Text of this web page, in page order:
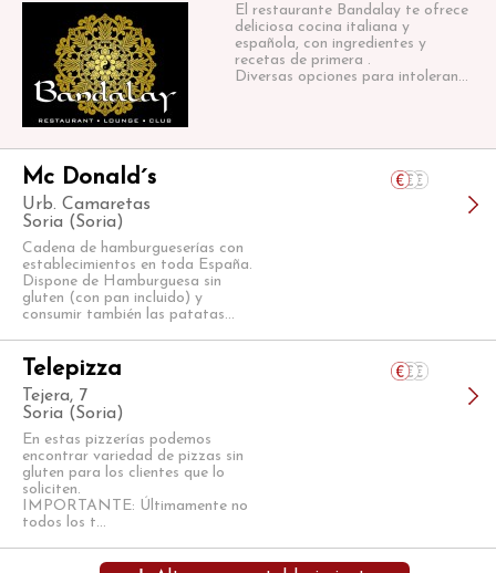
El restaurante Bandalay te ofrece
deliciosa cocina italiana y
española, con ingredientes y
recetas de primera .
Diversas opciones para intoleran...
Mc Donald´s
Urb. Camaretas
Soria (Soria)
Cadena de hamburgueserías con
establecimientos en toda España.
Dispone de Hamburguesa sin
gluten (con pan incluido) y
consumir también las patatas...
Telepizza
Tejera, 7
Soria (Soria)
En estas pizzerías podemos
encontrar variedad de pizzas sin
gluten para los clientes que lo
soliciten.
IMPORTANTE: Últimamente no
todos los t...